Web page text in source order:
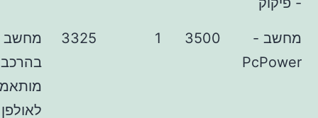
3500
1
3325
מחשב חזק